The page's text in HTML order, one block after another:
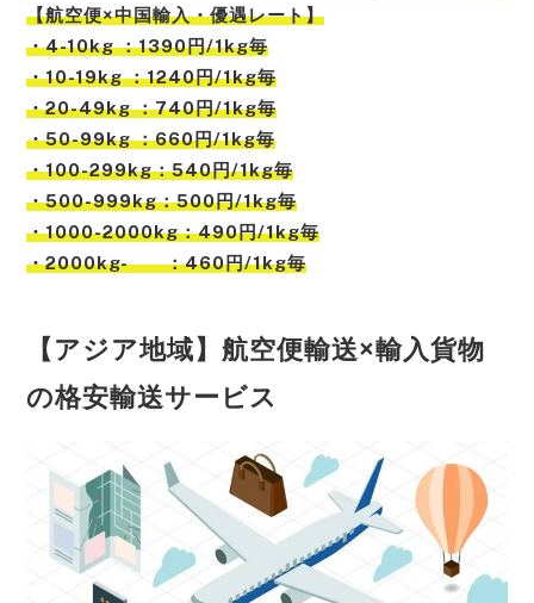
【航空便×中国輸入・優遇レート】
・4-10kg ：1390円/1kg毎
・10-19kg ：1240円/1kg毎
・20-49kg ：740円/1kg毎
・50-99kg ：660円/1kg毎
・100-299kg：540円/1kg毎
・500-999kg：500円/1kg毎
・1000-2000kg：490円/1kg毎
・2000kg- ：460円/1kg毎
【アジア地域】航空便輸送×輸入貨物
の格安輸送サービス